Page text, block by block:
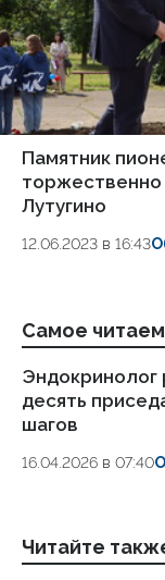
Памятник
торжественно
Лутугино
12.06.2023 в 16:43
Самое
Эндокринолог
десять
шагов
16.04.2026 в 07:40
Читайте